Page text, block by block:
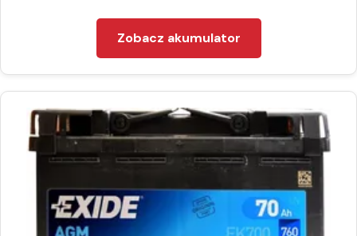
Zobacz akumulator